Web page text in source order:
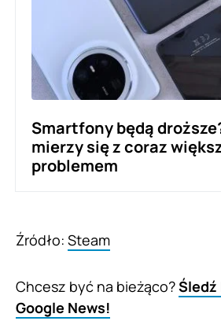
Smartfony będą
mierzy się z coraz
problemem
Źródło: Steam
Chcesz być na bieżąco?Śledź
Google News!